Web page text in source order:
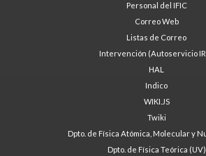
Personal del IFIC
Correo Web
Listas de Correo
Intervención (Autoservicio
HAL
Indico
WIKI.JS
Twiki
Dpto. de Física Atómica, Molecular y
Dpto. de Física Teórica (UV)